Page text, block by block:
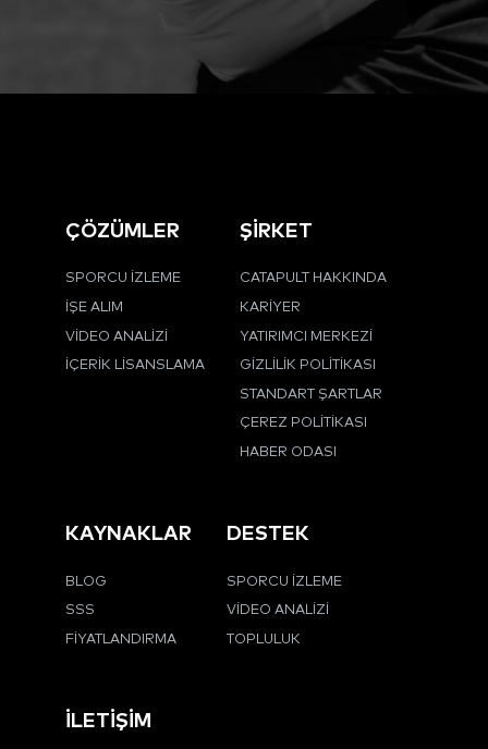
ÇÖZÜMLER
SPORCU İZLEME
İŞE ALIM
VIDEO ANALIZI
İÇERIK LISANSLAMA
ŞİRKET
CATAPULT HAKKINDA
KARIYER
YATIRIMCI MERKEZI
GIZLILIK POLITIKASI
STANDART ŞARTLAR
ÇEREZ POLITIKASI
HABER ODASI
KAYNAKLAR
BLOG
SSS
FIYATLANDIRMA
DESTEK
SPORCU İZLEME
VIDEO ANALIZI
TOPLULUK
İLETIŞIM